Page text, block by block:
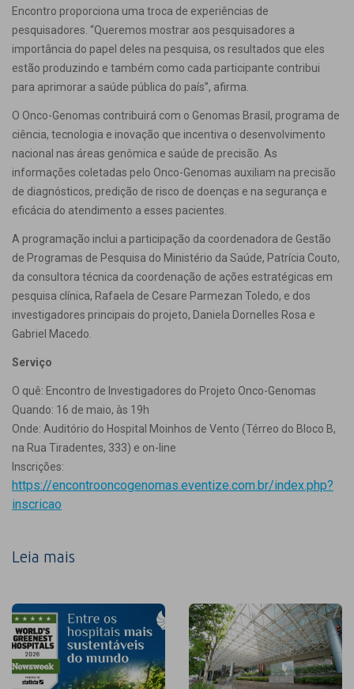
Encontro proporciona uma troca de experiências de
pesquisadores. “Queremos mostrar aos pesquisadores a
importância do papel deles na pesquisa, os resultados que eles
estão produzindo e também como cada participante contribui
para aprimorar a saúde pública do país”, afirma.
O Onco-Genomas contribuirá com o Genomas Brasil, programa de
ciência, tecnologia e inovação que incentiva o desenvolvimento
nacional nas áreas genômica e saúde de precisão. As
informações coletadas pelo Onco-Genomas auxiliam na precisão
de diagnósticos, predição de risco de doenças e na segurança e
eficácia do atendimento a esses pacientes.
A programação inclui a participação da coordenadora de Gestão
de Programas de Pesquisa do Ministério da Saúde, Patrícia Couto,
da consultora técnica da coordenação de ações estratégicas em
pesquisa clínica, Rafaela de Cesare Parmezan Toledo, e dos
investigadores principais do projeto, Daniela Dornelles Rosa e
Gabriel Macedo.
Serviço
O quê: Encontro de Investigadores do Projeto Onco-Genomas
Quando: 16 de maio, às 19h
Onde: Auditório do Hospital Moinhos de Vento (Térreo do Bloco B,
na Rua Tiradentes, 333) e on-line
Inscrições:
https://encontrooncogenomas.eventize.com.br/index.php?
inscricao
Leia mais